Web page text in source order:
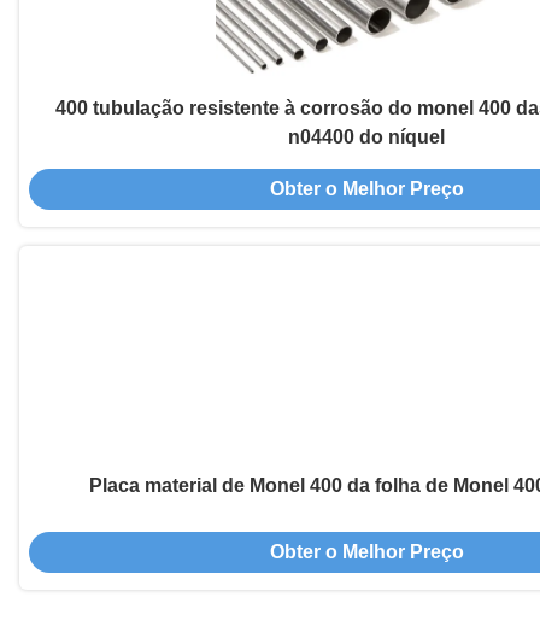
400 tubulação resistente à corrosão do monel 400
n04400 do níquel
Obter o Melhor Preço
Placa material de Monel 400 da folha de Monel
Obter o Melhor Preço